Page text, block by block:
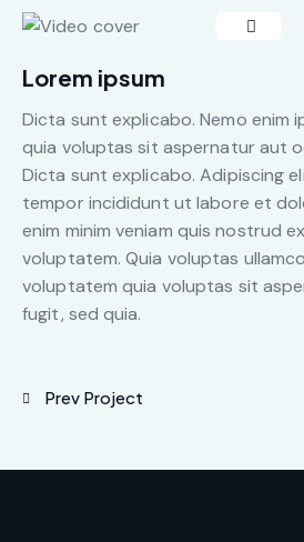
Lorem ipsum
Dicta sunt explicabo. Nemo enim
quia voluptas sit aspernatur aut
Dicta sunt explicabo. Adipiscing
tempor incididunt ut labore et
enim minim veniam quis nostrud
voluptatem. Quia voluptas
voluptatem quia voluptas sit
fugit, sed quia.
Prev Project